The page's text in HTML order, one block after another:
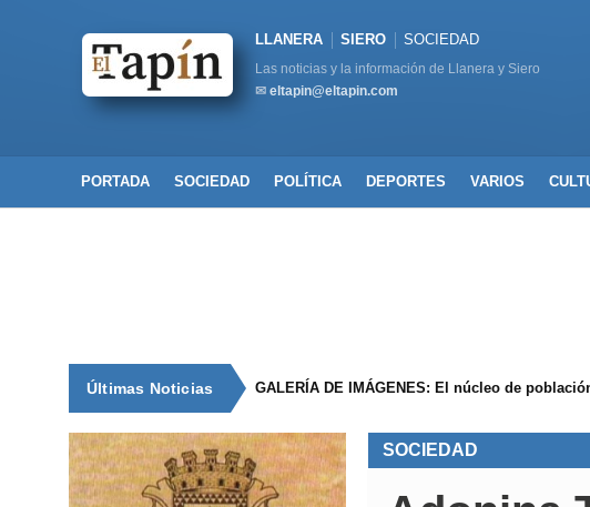
LLANERA SIERO SOCIEDAD
Las noticias y la información de Llanera y Siero
✉ eltapin@eltapin.com
PORTADA SOCIEDAD POLÍTICA DEPORTES VARIOS
Últimas Noticias GALERÍA DE IMÁGENES: El núcleo de
SOCIEDAD